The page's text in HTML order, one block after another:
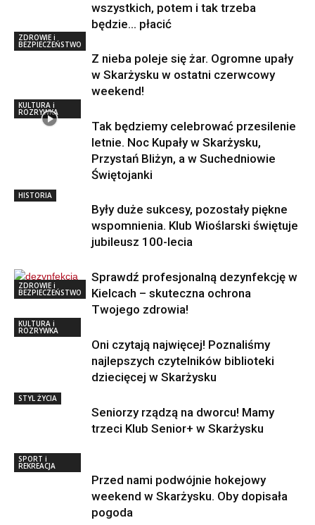
wszystkich, potem i tak trzeba
będzie… płacić
ZDROWIE i
BEZPIECZEŃSTWO
Z nieba poleje się żar. Ogromne upały
w Skarżysku w ostatni czerwcowy
weekend!
KULTURA i
ROZRYWKA
Tak będziemy celebrować przesilenie
letnie. Noc Kupały w Skarżysku,
Przystań Bliżyn, a w Suchedniowie
Świętojanki
HISTORIA
Były duże sukcesy, pozostały piękne
wspomnienia. Klub Wioślarski świętuje
jubileusz 100-lecia
ZDROWIE i
BEZPIECZEŃSTWO
Sprawdź profesjonalną dezynfekcję w
Kielcach – skuteczna ochrona
Twojego zdrowia!
KULTURA i
ROZRYWKA
Oni czytają najwięcej! Poznaliśmy
najlepszych czytelników biblioteki
dziecięcej w Skarżysku
STYL ŻYCIA
Seniorzy rządzą na dworcu! Mamy
trzeci Klub Senior+ w Skarżysku
SPORT i
REKREACJA
Przed nami podwójnie hokejowy
weekend w Skarżysku. Oby dopisała
pogoda